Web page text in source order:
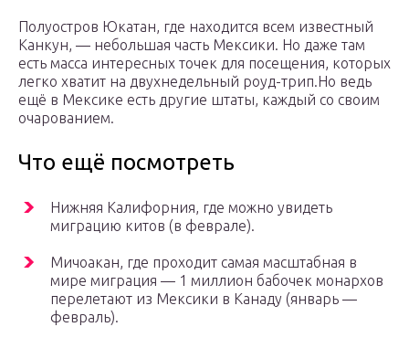
Полуостров Юкатан, где находится всем известный
Канкун, — небольшая часть Мексики. Но даже там
есть масса интересных точек для посещения, которых
легко хватит на двухнедельный роуд-трип.Но ведь
ещё в Мексике есть другие штаты, каждый со своим
очарованием.
Что ещё посмотреть
Нижняя Калифорния, где можно увидеть
миграцию китов (в феврале).
Мичоакан, где проходит самая масштабная в
мире миграция — 1 миллион бабочек монархов
перелетают из Мексики в Канаду (январь —
февраль).